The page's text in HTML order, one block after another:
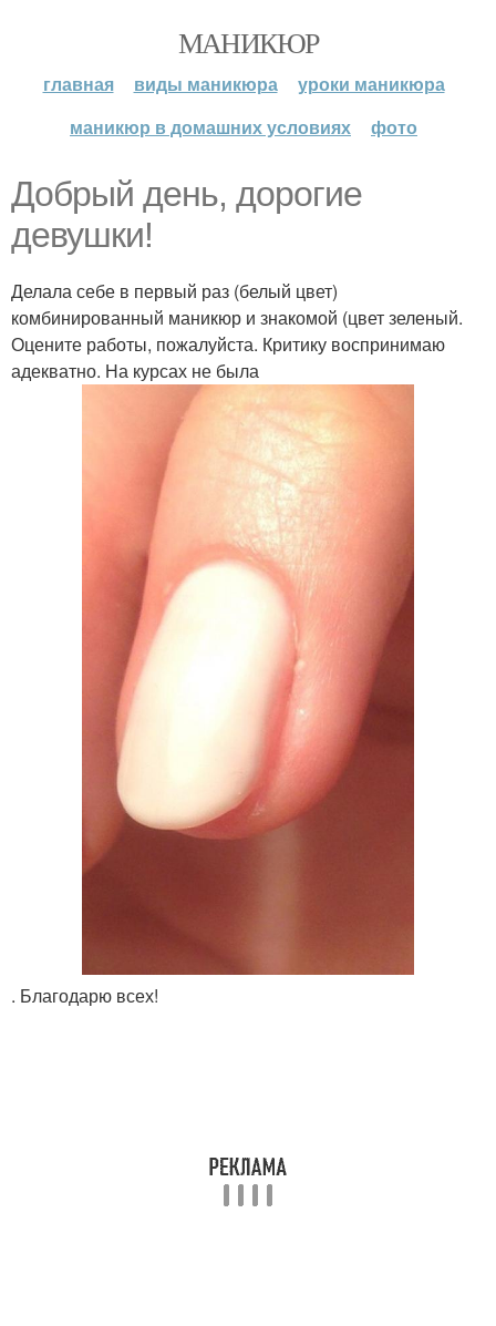
МАНИКЮР
главная виды маникюра
уроки маникюра
маникюр в домашних условиях
фото
Добрый день, дорогие
девушки!
Делала себе в первый раз (белый цвет)
комбинированный маникюр и знакомой (цвет зеленый.
Оцените работы, пожалуйста. Критику воспринимаю
адекватно. На курсах не была
. Благодарю всех!